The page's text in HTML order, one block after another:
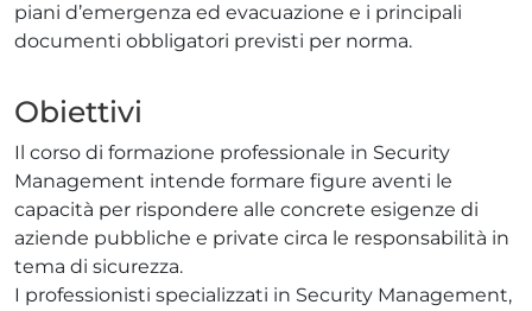
piani d’emergenza ed evacuazione e i principali
documenti obbligatori previsti per norma.
Obiettivi
Il corso di formazione professionale in Security
Management intende formare figure aventi le
capacità per rispondere alle concrete esigenze di
aziende pubbliche e private circa le responsabilità in
tema di sicurezza.
I professionisti specializzati in Security Management,